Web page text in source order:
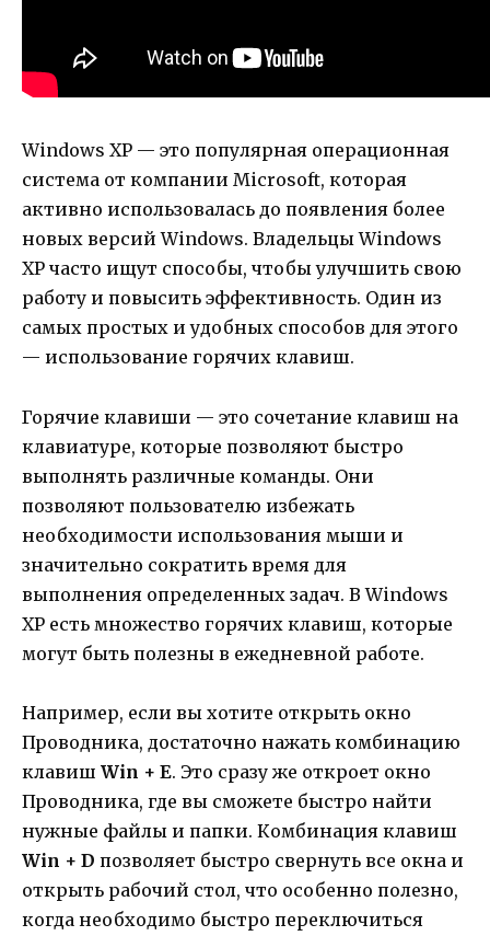
Windows XP — это популярная операционная
система от компании Microsoft, которая
активно использовалась до появления более
новых версий Windows. Владельцы Windows
XP часто ищут способы, чтобы улучшить свою
работу и повысить эффективность. Один из
самых простых и удобных способов для этого
— использование горячих клавиш.
Горячие клавиши — это сочетание клавиш на
клавиатуре, которые позволяют быстро
выполнять различные команды. Они
позволяют пользователю избежать
необходимости использования мыши и
значительно сократить время для
выполнения определенных задач. В Windows
XP есть множество горячих клавиш, которые
могут быть полезны в ежедневной работе.
Например, если вы хотите открыть окно
Проводника, достаточно нажать комбинацию
клавиш Win + E. Это сразу же откроет окно
Проводника, где вы сможете быстро найти
нужные файлы и папки. Комбинация клавиш
Win + D позволяет быстро свернуть все окна и
открыть рабочий стол, что особенно полезно,
когда необходимо быстро переключиться